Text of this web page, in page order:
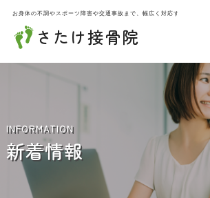
お身体の不調やスポーツ障害や交通事故まで、幅広く対応する名古屋
さたけ接骨院
INFORMATION
新着情報